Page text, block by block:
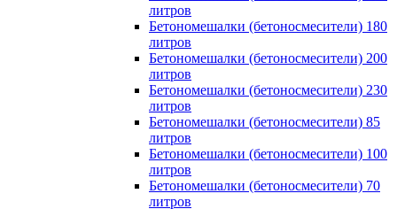
литров
Бетономешалки (бетоносмесители) 180
литров
Бетономешалки (бетоносмесители) 200
литров
Бетономешалки (бетоносмесители) 230
литров
Бетономешалки (бетоносмесители) 85
литров
Бетономешалки (бетоносмесители) 100
литров
Бетономешалки (бетоносмесители) 70
литров